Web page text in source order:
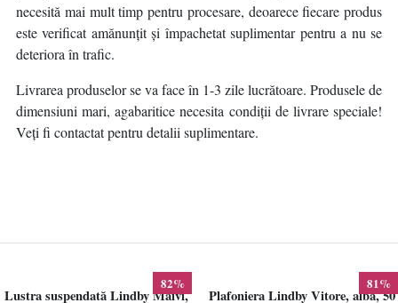
necesită mai mult timp pentru procesare, deoarece fiecare produs
este verificat amănunțit și împachetat suplimentar pentru a nu se
deteriora în trafic.
Livrarea produselor se va face în 1-3 zile lucrătoare. Produsele de
dimensiuni mari, agabaritice necesita condiții de livrare speciale!
Veți fi contactat pentru detalii suplimentare.
82%
Lustra suspendată Lindby Maivi,
81%
Plafoniera Lindby Vitore, alba, 50